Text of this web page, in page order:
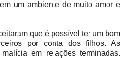
um ambiente de muito amor e
que é possível ter um bom
por conta dos filhos. As
em relações terminadas.